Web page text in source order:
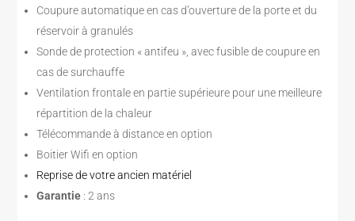
Coupure automatique en cas d’ouverture de la porte et du
réservoir à granulés
Sonde de protection « antifeu », avec fusible de coupure en
cas de surchauffe
Ventilation frontale en partie supérieure pour une meilleure
répartition de la chaleur
Télécommande à distance en option
Boitier Wifi en option
Reprise de votre ancien matériel
Garantie : 2 ans